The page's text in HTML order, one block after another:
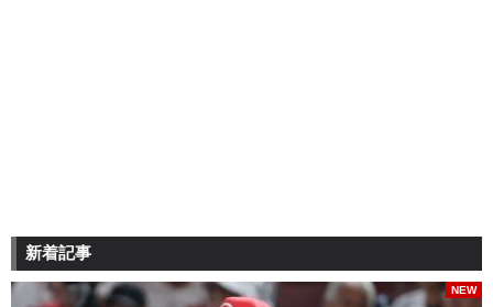
新着記事
NEW